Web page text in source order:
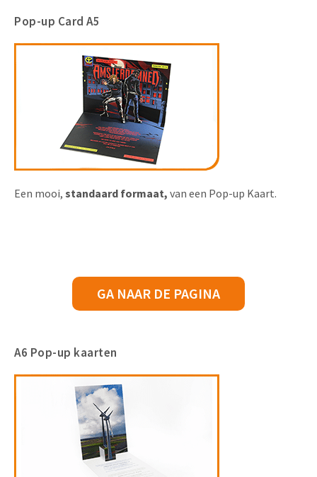
Pop-up Card A5
Een mooi, standaard formaat, van een Pop-up Kaart.
GA NAAR DE PAGINA
A6 Pop-up kaarten